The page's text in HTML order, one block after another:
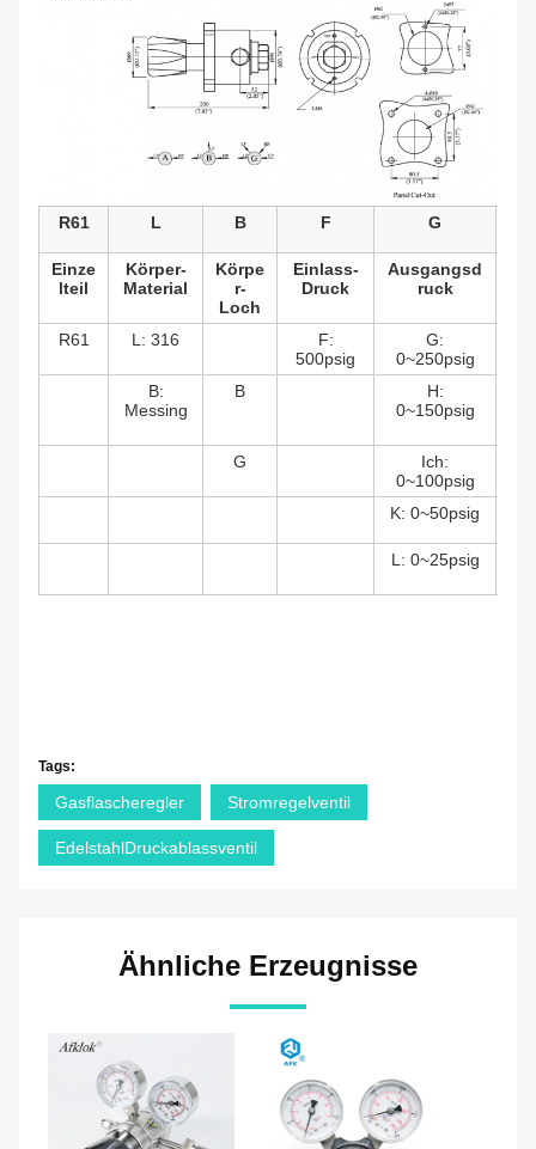
R61 L B F G
Einze
lteil
Körper-
Material
Körpe
r-
Loch
Einlass-
Druck
Ausgangsd
ruck
R61 L: 316
F:
500psig
G:
0~250psig
B:
Messing
B
H:
0~150psig
G
Ich:
0~100psig
K: 0~50psig
L: 0~25psig
Tags:
Gasflascheregler Stromregelventil
EdelstahlDruckablassventil
Ähnliche Erzeugnisse